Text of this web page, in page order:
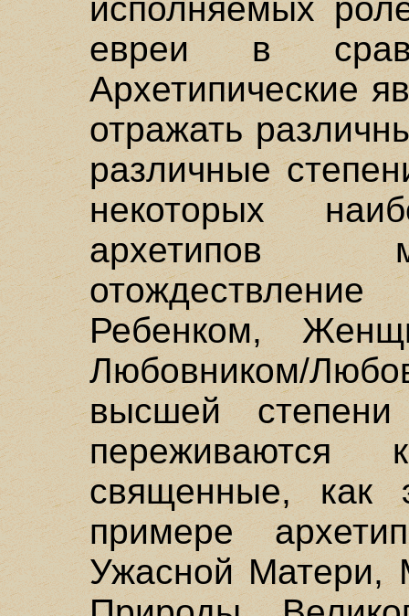
исполняемых
евреи в
Архетипические
отражать
различные
некоторых
архетипов
Ребенком,
Любовником/
высшей
переживаются
священные, как
примере
Ужасной Матери,